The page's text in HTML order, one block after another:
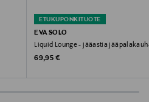
ETUKUPONKITUOTE
EVA SOLO
Liquid Lounge - jääastia
Original Price
69,95 €